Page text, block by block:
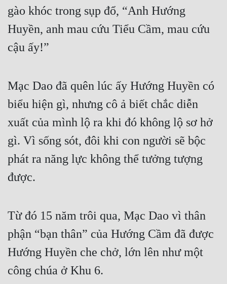
gào khóc trong sụp đổ, “Anh Hướng
Huyền, anh mau cứu Tiểu Cầm, mau cứu
cậu ấy!”
Mạc Dao đã quên lúc ấy Hướng Huyền có
biểu hiện gì, nhưng cô ả biết chắc diễn
xuất của mình lộ ra khi đó không lộ sơ hở
gì. Vì sống sót, đôi khi con người sẽ bộc
phát ra năng lực không thể tưởng tượng
được.
Từ đó 15 năm trôi qua, Mạc Dao vì thân
phận “bạn thân” của Hướng Cầm đã được
Hướng Huyền che chở, lớn lên như một
công chúa ở Khu 6.